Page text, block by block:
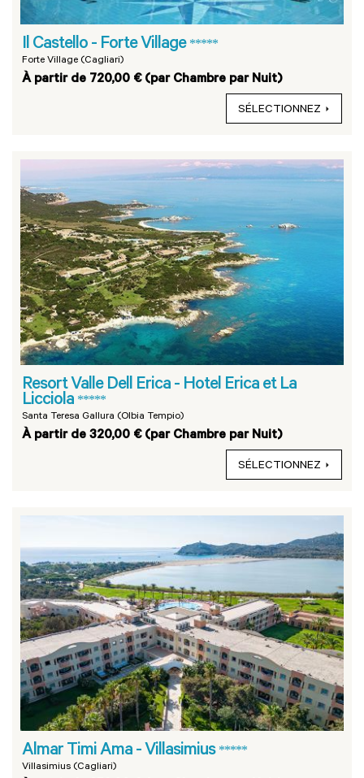
Il Castello - Forte Village *****
Forte Village (Cagliari)
À partir de 720,00 € (par Chambre par Nuit)
SÉLECTIONNEZ
Resort Valle Dell Erica - Hotel Erica et La
Licciola *****
Santa Teresa Gallura (Olbia Tempio)
À partir de 320,00 € (par Chambre par Nuit)
SÉLECTIONNEZ
Almar Timi Ama - Villasimius *****
Villasimius (Cagliari)